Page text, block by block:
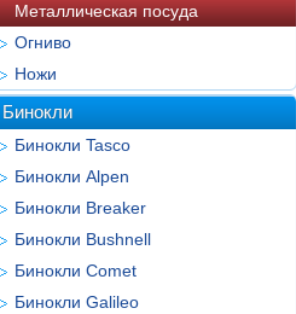
Металлическая посуда
Огниво
Ножи
Бинокли
Бинокли Tasco
Бинокли Alpen
Бинокли Breaker
Бинокли Bushnell
Бинокли Comet
Бинокли Galileo